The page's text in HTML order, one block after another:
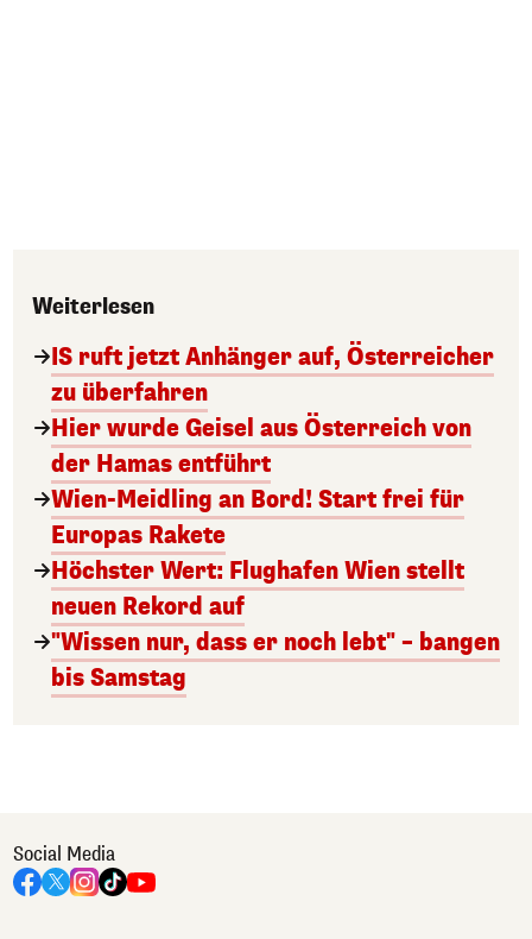
Weiterlesen
IS ruft jetzt Anhänger auf, Österreicher
zu überfahren
Hier wurde Geisel aus Österreich von
der Hamas entführt
Wien-Meidling an Bord! Start frei für
Europas Rakete
Höchster Wert: Flughafen Wien stellt
neuen Rekord auf
"Wissen nur, dass er noch lebt" – bangen
bis Samstag
Social Media